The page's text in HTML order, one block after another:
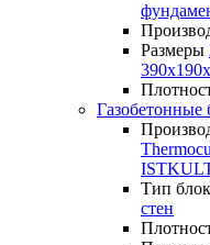
Размеры
Газобетонные
Тип
стен